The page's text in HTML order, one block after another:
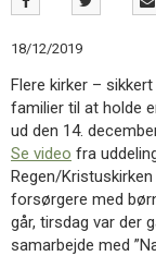
11.0:
Kalender
13.0:
Værktøjskassen
14.0:
Mission
15.0:
Om
BaptistKirken
16.0:
Kontakt
Næste
indlæg:
Besøget
18/12/2019
Flere kirker –
familier til at holde
ud den 14.
Se video fra
Regen/
forsørgere med
går, tirsdag var der
samarbejde med